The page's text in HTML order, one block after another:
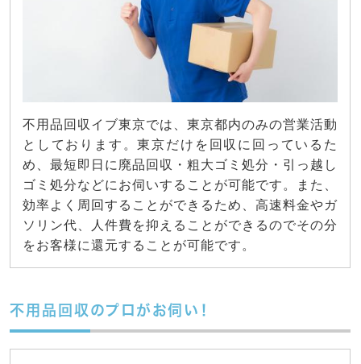
不用品回収イブ東京では、東京都内のみの営業活動
としております。東京だけを回収に回っているた
め、最短即日に廃品回収・粗大ゴミ処分・引っ越し
ゴミ処分などにお伺いすることが可能です。また、
効率よく周回することができるため、高速料金やガ
ソリン代、人件費を抑えることができるのでその分
をお客様に還元することが可能です。
不用品回収のプロがお伺い！